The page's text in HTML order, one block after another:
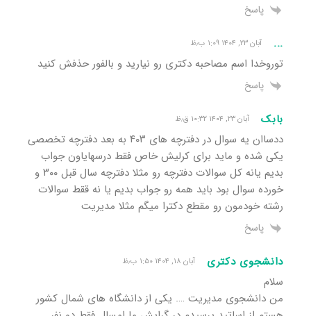
پاسخ
... آبان ۲۳, ۱۴۰۴ ۱:۰۹ ب٫ظ
توروخدا اسم مصاحبه دکتری رو نیارید و بالفور حذفش کنید
پاسخ
بابک آبان ۲۳, ۱۴۰۴ ۱۰:۳۲ ق٫ظ
ددساان یه سوال در دفترچه های ۴۰۳ به بعد دفترچه تخصصی
یکی شده و ماید برای کرلیش خاص فقط درسهایاون جواب
بدیم یانه کل سوالات دفترچه رو مثلا دفترچه سال قبل ۳۰۰ و
خورده سوال بود باید همه رو جواب بدیم یا نه ققط سوالات
رشته خودمون رو مقطع دکترا میگم مثلا مدیریت
پاسخ
دانشجوی دکتری آبان ۱۸, ۱۴۰۴ ۱:۵۰ ب٫ظ
سلام
من دانشجوی مدیریت …. یکی از دانشگاه های شمال کشور